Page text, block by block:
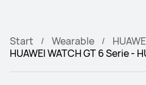
Start Wearable
HUAWEI WATCH GT 6 Serie -